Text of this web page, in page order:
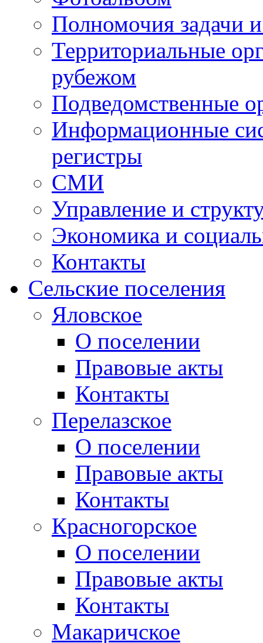
Полномочия задачи
Территориальные
рубежом
Подведомственные
Информационные
регистры
СМИ
Управление и
Экономика и
Контакты
Сельские поселения
Яловское
О поселении
Правовые акты
Контакты
Перелазское
О поселении
Правовые акты
Контакты
Красногорское
О поселении
Правовые акты
Контакты
Макаричское